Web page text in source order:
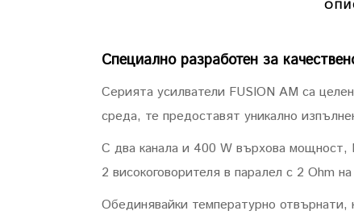
Специално разработен за
Серията усилватели FUSION AM са
среда, те предоставят уникално
С два канала и 400 W върхова мощност,
2 високоговорителя в паралел с 2 Ohm
Обединявайки температурно отвърнати,